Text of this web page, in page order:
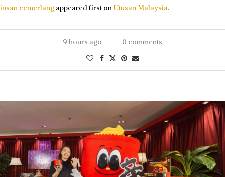
insan cemerlang appeared first onUtusan Malaysia.
9 hours ago 0 comments